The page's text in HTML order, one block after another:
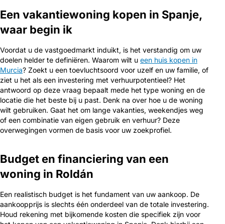
Een vakantiewoning kopen in Spanje,
waar begin ik
Voordat u de vastgoedmarkt induikt, is het verstandig om uw
doelen helder te definiëren. Waarom wilt u een huis kopen in
Murcia? Zoekt u een toevluchtsoord voor uzelf en uw familie, of
ziet u het als een investering met verhuurpotentieel? Het
antwoord op deze vraag bepaalt mede het type woning en de
locatie die het beste bij u past. Denk na over hoe u de woning
wilt gebruiken. Gaat het om lange vakanties, weekendjes weg
of een combinatie van eigen gebruik en verhuur? Deze
overwegingen vormen de basis voor uw zoekprofiel.
Budget en financiering van een
woning in Roldán
Een realistisch budget is het fundament van uw aankoop. De
aankoopprijs is slechts één onderdeel van de totale investering.
Houd rekening met bijkomende kosten die specifiek zijn voor